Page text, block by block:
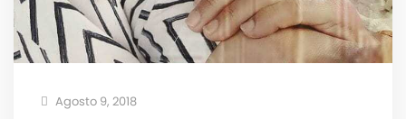
Agosto 9, 2018